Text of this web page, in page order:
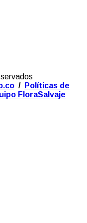
/ Políticas de
FloraSalvaje